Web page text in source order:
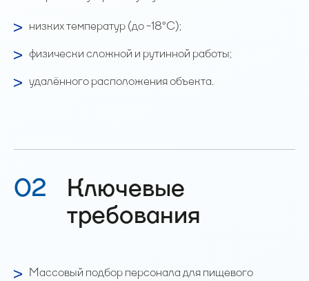
низких температур (до -18°C);
физически сложной и рутинной работы;
удалённого расположения объекта.
02
Ключевые
требования
Массовый подбор персонала для пищевого